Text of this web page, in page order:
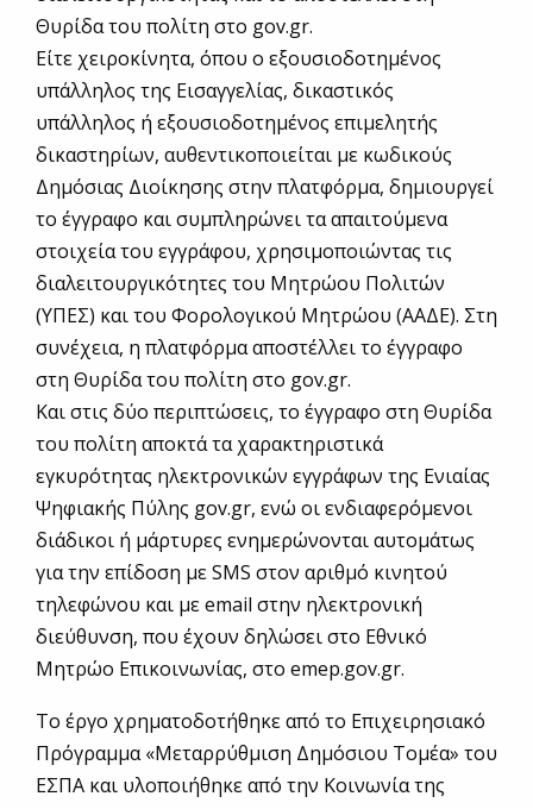
Θυρίδα του πολίτη στο gov.gr.
Είτε χειροκίνητα, όπου ο εξουσιοδοτημένος
υπάλληλος της Εισαγγελίας, δικαστικός
υπάλληλος ή εξουσιοδοτημένος επιμελητής
δικαστηρίων, αυθεντικοποιείται με κωδικούς
Δημόσιας Διοίκησης στην πλατφόρμα, δημιουργεί
το έγγραφο και συμπληρώνει τα απαιτούμενα
στοιχεία του εγγράφου, χρησιμοποιώντας τις
διαλειτουργικότητες του Μητρώου Πολιτών
(ΥΠΕΣ) και του Φορολογικού Μητρώου (ΑΑΔΕ). Στη
συνέχεια, η πλατφόρμα αποστέλλει το έγγραφο
στη Θυρίδα του πολίτη στο gov.gr.
Και στις δύο περιπτώσεις, το έγγραφο στη Θυρίδα
του πολίτη αποκτά τα χαρακτηριστικά
εγκυρότητας ηλεκτρονικών εγγράφων της Ενιαίας
Ψηφιακής Πύλης gov.gr, ενώ οι ενδιαφερόμενοι
διάδικοι ή μάρτυρες ενημερώνονται αυτομάτως
για την επίδοση με SMS στον αριθμό κινητού
τηλεφώνου και με email στην ηλεκτρονική
διεύθυνση, που έχουν δηλώσει στο Εθνικό
Μητρώο Επικοινωνίας, στο emep.gov.gr.
Το έργο χρηματοδοτήθηκε από το Επιχειρησιακό
Πρόγραμμα «Μεταρρύθμιση Δημόσιου Τομέα» του
ΕΣΠΑ και υλοποιήθηκε από την Κοινωνία της